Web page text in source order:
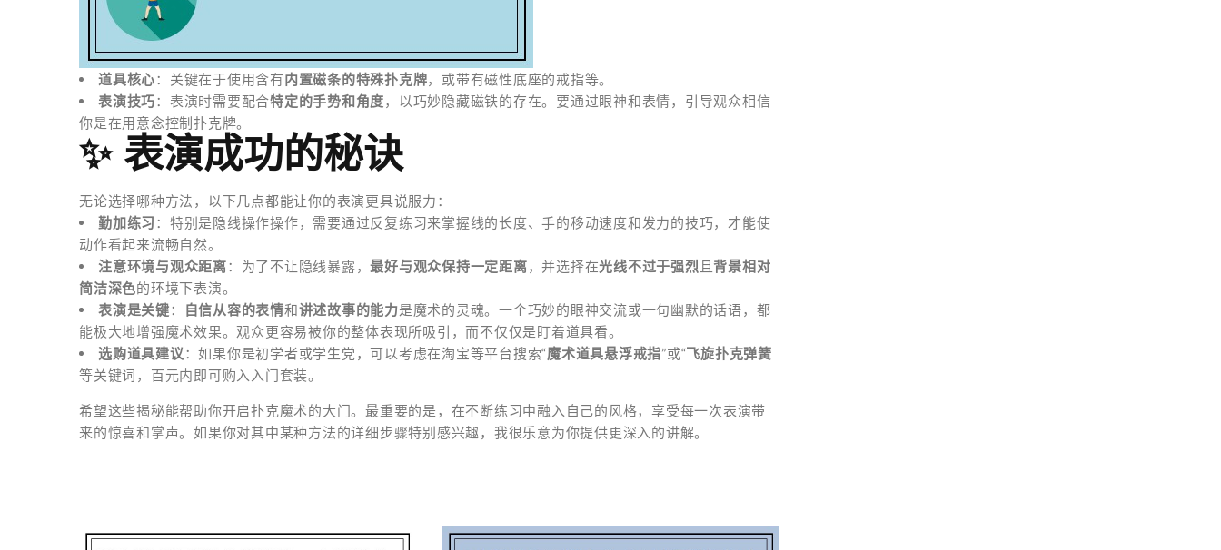
道具核心：关键在于使用含有内置磁条的特殊扑克牌，或带有磁性底座的戒指等。
表演技巧：表演时需要配合特定的手势和角度，以巧妙隐藏磁铁的存在。要通过眼神和表情，引导观众相信
你是在用意念控制扑克牌。
✨ 表演成功的秘诀
无论选择哪种方法，以下几点都能让你的表演更具说服力：
勤加练习 ：特别是隐线操作操作，需要通过反复练习来掌握线的长度、手的移动速度和发力的技巧，才能使
动作看起来流畅自然。
注意环境与观众距离：为了不让隐线暴露，最好与观众保持一定距离，并选择在光线不过于强烈 且 背景相对
简洁深色的环境下表演。
表演是关键： 自信从容的表情和讲述故事的能力是魔术的灵魂。一个巧妙的眼神交流或一句幽默的话语，都
能极大地增强魔术效果。观众更容易被你的整体表现所吸引，而不仅仅是盯着道具看。
选购道具建议 ：如果你是初学者或学生党，可以考虑在淘宝等平台搜索“魔术道具悬浮戒指”或“飞旋扑克弹簧
等关键词，百元内即可购入入门套装。
希望这些揭秘能帮助你开启扑克魔术的大门。最重要的是，在不断练习中融入自己的风格，享受每一次表演带
来的惊喜和掌声。如果你对其中某种方法的详细步骤特别感兴趣，我很乐意为你提供更深入的讲解。